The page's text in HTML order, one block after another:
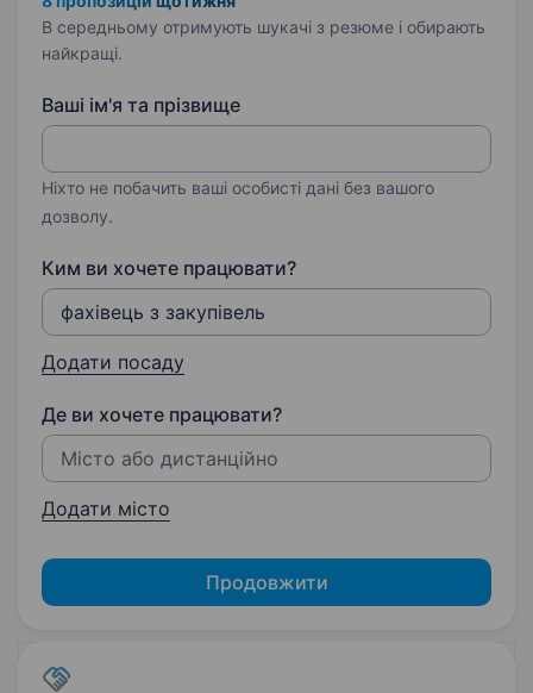
В середньому отримують шукачі з резюме і обирають
найкращі.
Ваші ім'я та прізвище
Ніхто не побачить ваші особисті дані без вашого
дозволу.
Ким ви хочете працювати?
Додати посаду
Де ви хочете працювати?
Додати місто
Продовжити